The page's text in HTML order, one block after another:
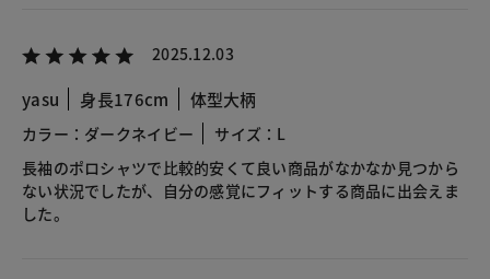
2025.12.03
yasu 身長176cm 体型大柄
カラー：ダークネイビー
サイズ：L
長袖のポロシャツで比較的安くて良い商品がなかなか見つから
ない状況でしたが、自分の感覚にフィットする商品に出会えま
した。